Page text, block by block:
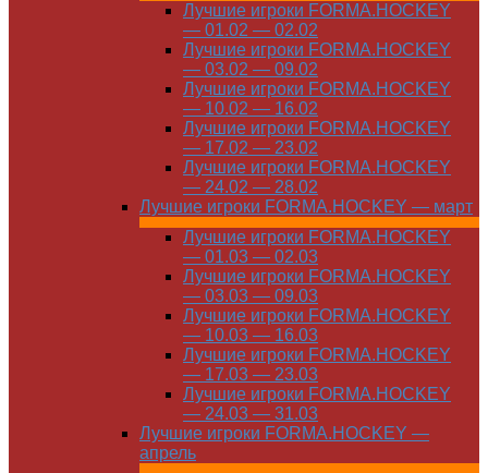
Лучшие игроки FORMA.HOCKEY
— 01.02 — 02.02
Лучшие игроки FORMA.HOCKEY
— 03.02 — 09.02
Лучшие игроки FORMA.HOCKEY
— 10.02 — 16.02
Лучшие игроки FORMA.HOCKEY
— 17.02 — 23.02
Лучшие игроки FORMA.HOCKEY
— 24.02 — 28.02
Лучшие игроки FORMA.HOCKEY — март
Лучшие игроки FORMA.HOCKEY
— 01.03 — 02.03
Лучшие игроки FORMA.HOCKEY
— 03.03 — 09.03
Лучшие игроки FORMA.HOCKEY
— 10.03 — 16.03
Лучшие игроки FORMA.HOCKEY
— 17.03 — 23.03
Лучшие игроки FORMA.HOCKEY
— 24.03 — 31.03
Лучшие игроки FORMA.HOCKEY —
апрель